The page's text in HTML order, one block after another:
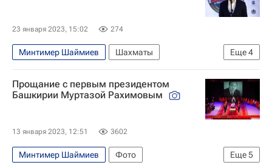
Общество
23 января 2023, 15:02 274
Еще4
Минтимер Шаймиев
Шахматы
Марк Глуховский
Александр Ткачев
Республика Татарстан (Татарстан)
Прощание с первым президентом
Башкирии Муртазой Рахимовым
13 января 2023, 12:51 3602
Еще5
Минтимер Шаймиев
Фото